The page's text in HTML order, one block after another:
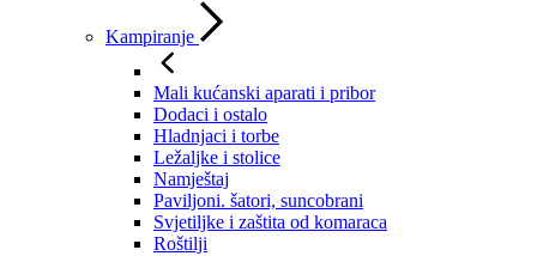
Kampiranje
Mali kućanski aparati i pribor
Dodaci i ostalo
Hladnjaci i torbe
Ležaljke i stolice
Namještaj
Paviljoni. šatori, suncobrani
Svjetiljke i zaštita od komaraca
Roštilji